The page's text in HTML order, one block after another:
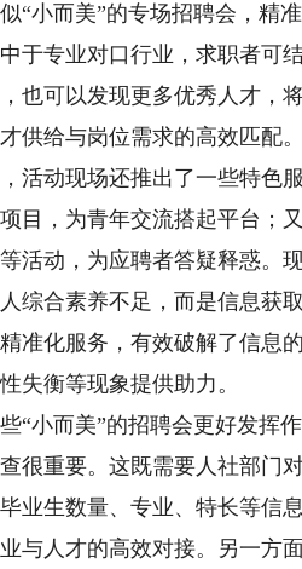
而美”的专场招聘会，精
于专业对口行业，求职者可
也可以发现更多优秀人才，
供给与岗位需求的高效匹配。
动现场还推出了一些特色
目，为青年交流搭起平台；
活动，为应聘者答疑释惑。
综合素养不足，而是信息获
准化服务，有效破解了信息
失衡等现象提供助力。
而美”的招聘会更好发挥
很重要。这既需要人社部门
业生数量、专业、特长等信
与人才的高效对接。另一方